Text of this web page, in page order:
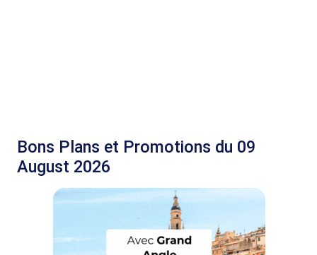
Bons Plans et Promotions du 09
August 2026